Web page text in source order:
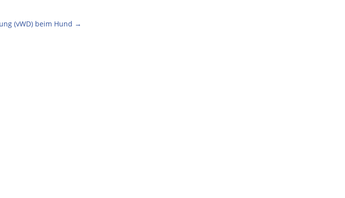
(vWD) beim Hund →